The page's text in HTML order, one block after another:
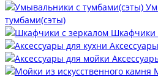
тумбами(сэты)
Шкафчики